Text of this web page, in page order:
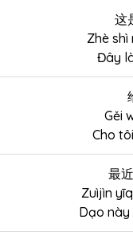
这
Zhè shì
Đây
Gěi
Cho
最
Zuìjìn
Dạo